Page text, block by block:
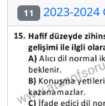
11 2023-2024